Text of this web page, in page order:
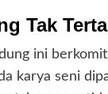
Tak
ini
karya seni